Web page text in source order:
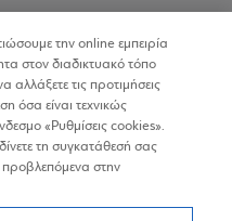
2026
Διαδικτυακό Τόπο
την online εμπειρία
στον διαδικτυακό τόπο
αλλάξετε τις προτιμήσεις
όσα είναι τεχνικώς
«Ρυθμίσεις cookies».
τη συγκατάθεσή σας
στην